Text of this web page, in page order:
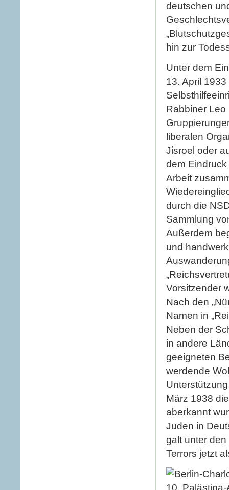
deutschen
hin zur
Unter dem
13. April
Rabbiner
liberalen
Jisroel oder
dem
Arbeit
durch die
Sammlung
Außerdem
und
Vorsitzender
Nach den
Namen in
Neben der
in andere
geeigneten
werdende
März 1938
aberkannt
Juden in
galt unter
Terrors jetzt